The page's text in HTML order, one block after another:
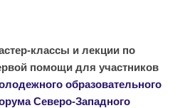
классы и лекции по
помощи для участников
образовательного
Северо-Западного